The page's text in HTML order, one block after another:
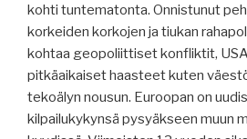
kohti tuntematonta. Onnistunut
korkeiden korkojen ja tiukan
kohtaa geopoliittiset konfliktit,
pitkäaikaiset haasteet kuten
tekoälyn nousun. Euroopan on
kilpailukykynsä pysyäkseen muun